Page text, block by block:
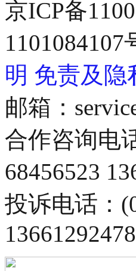
京ICP备
明 免责及隐
邮箱：
合作咨询电
68456523
投诉电话：
13661292478